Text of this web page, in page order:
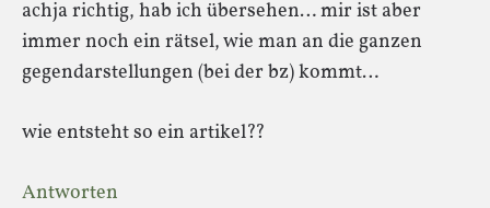
achja richtig, hab ich übersehen… mir ist aber
immer noch ein rätsel, wie man an die ganzen
gegendarstellungen (bei der bz) kommt…
wie entsteht so ein artikel??
Antworten